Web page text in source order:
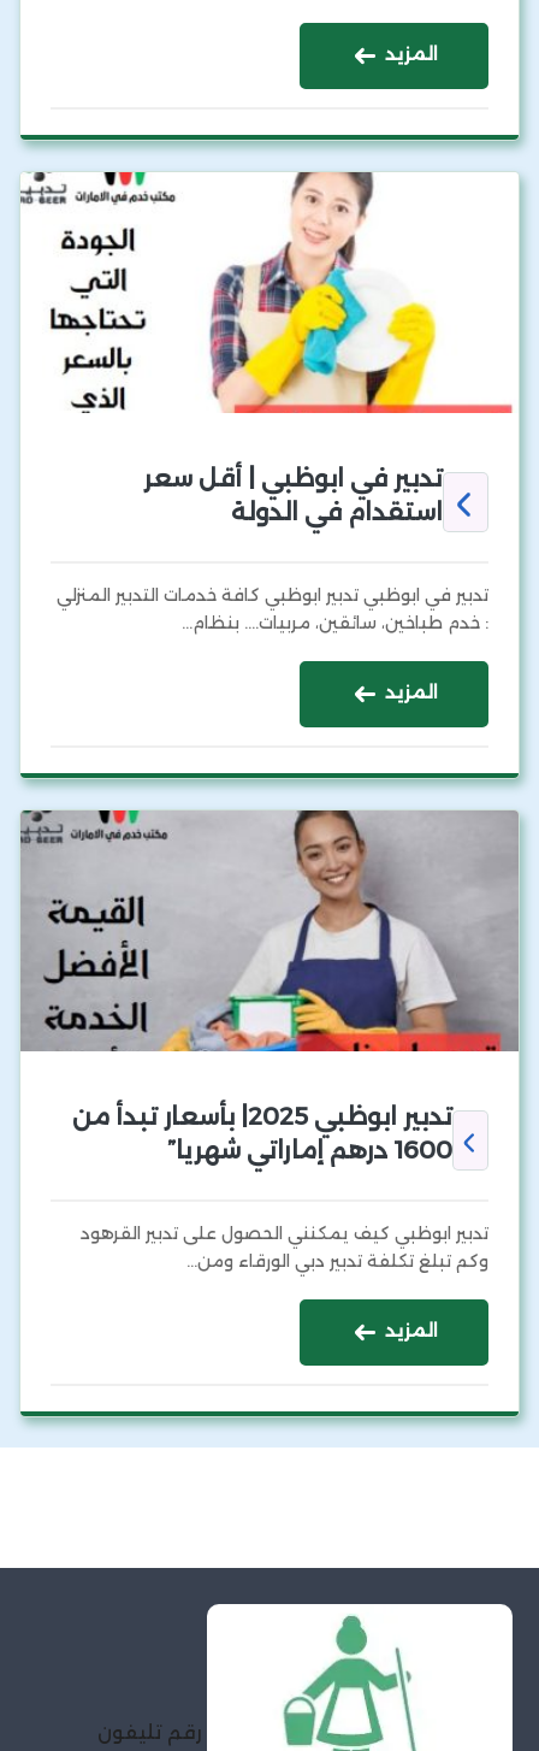
المزيد
تدبير في ابوظبي | أقل سعر
استقدام في الدولة
تدبير في ابوظبي تدبير ابوظبي كافة خدمات التدبير المنزلي
: خدم طباخين، سائقين، مربيات…. بنظام…
المزيد
تدبير ابوظبي 2025| بأسعار تبدأ من
1600 درهم إماراتي شهريا”
تدبير ابوظبي كيف يمكنني الحصول على تدبير القرهود
وكم تبلغ تكلفة تدبير دبي الورقاء ومن…
المزيد
رقم تليفون